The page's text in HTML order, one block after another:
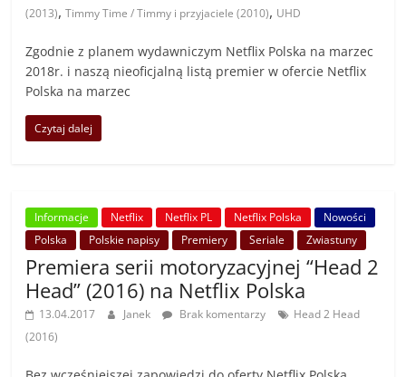
(2013),Timmy Time / Timmy i przyjaciele (2010), UHD
Zgodnie z planem wydawniczym Netflix Polska na marzec
2018r. i naszą nieoficjalną listą premier w ofercie Netflix
Polska na marzec
Czytaj dalej
Informacje Netflix Netflix PL Netflix Polska
Nowości
Polska
Polskie napisy Premiery Seriale Zwiastuny
Premiera serii motoryzacyjnej “Head 2
Head” (2016) na Netflix Polska
13.04.2017 Janek Brak komentarzy
Head 2 Head
(2016)